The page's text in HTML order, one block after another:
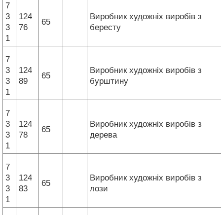
7
3
3
1
124
76
65
Виробник художніх виробів з
бересту
7
3
3
1
124
89
65
Виробник художніх виробів з
бурштину
7
3
3
1
124
78
65
Виробник художніх виробів з
дерева
7
3
3
1
124
83
65
Виробник художніх виробів з
лози